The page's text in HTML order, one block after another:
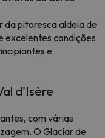
da pitoresca aldeia de
excelentes condições
e
d'Isère
com várias
O Glaciar de